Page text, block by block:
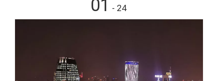
01 - 24